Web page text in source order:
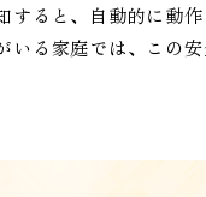
すると、自動的に動
いる家庭では、この